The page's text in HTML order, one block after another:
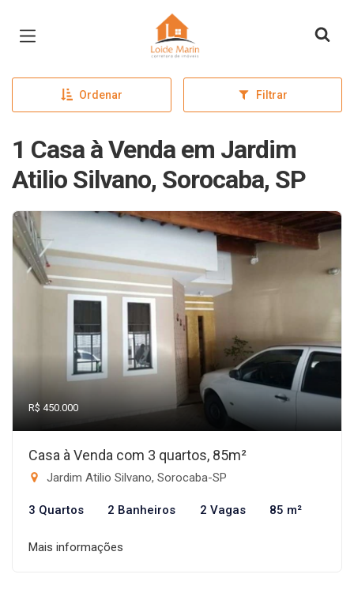
Página inicial
Ordenar Filtrar
1 Casa à Venda em Jardim
Atilio Silvano, Sorocaba, SP
R$ 450.000
Casa à Venda com 3 quartos, 85m²
Jardim Atilio Silvano, Sorocaba-SP
3 Quartos 2 Banheiros 2 Vagas 85 m²
Mais informações